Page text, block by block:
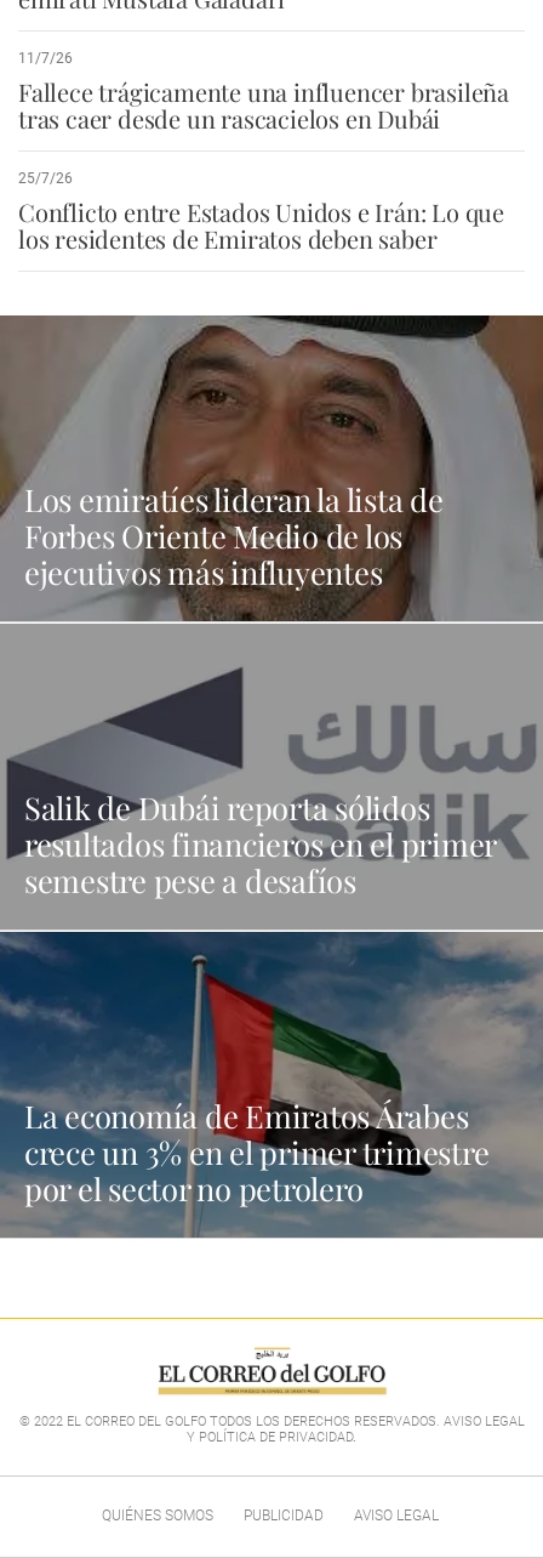
11/7/26
Fallece trágicamente una influencer brasileña
tras caer desde un rascacielos en Dubái
25/7/26
Conflicto entre Estados Unidos e Irán: Lo que
los residentes de Emiratos deben saber
Los emiratíes lideran la lista de
Forbes Oriente Medio de los
ejecutivos más influyentes
Salik de Dubái reporta sólidos
resultados financieros en el primer
semestre pese a desafíos
La economía de Emiratos Árabes
crece un 3% en el primer trimestre
por el sector no petrolero
© 2022 EL CORREO DEL GOLFO TODOS LOS DERECHOS RESERVADOS. AVISO LEGAL
Y POLÍTICA DE PRIVACIDAD.
QUIÉNES SOMOS PUBLICIDAD AVISO LEGAL